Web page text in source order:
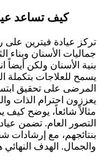
كيف تساعد
تركز عيادة فيترين على
جماليات الأسنان وبناء
بنية الأسنان ولكن
يسمح للعلاجات بتكملة
المرضى على تحقيق
يعززون احترام الذات
مثالاً شائعاً، يوضح كيف
التصور العام. تضمن
بنتائجهم، مع
والجمال. الهدف النهائي